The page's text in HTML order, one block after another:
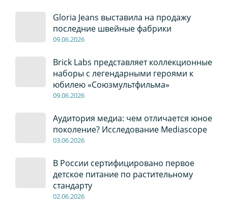
Gloria Jeans выставила на продажу
последние швейные фабрики
09.06.2026
Brick Labs представляет коллекционные
наборы с легендарными героями к
юбилею «Союзмультфильма»
09.06.2026
Аудитория медиа: чем отличается юное
поколение? Исследование Mediascope
03.06.2026
В России сертифицировано первое
детское питание по растительному
стандарту
02.06.2026